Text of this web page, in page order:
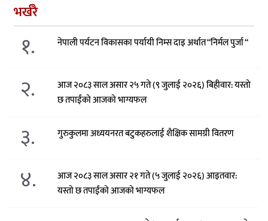
भर्खरै
१. नेपाली पर्यटन विकासका पर्यायी निम्स दाइ अर्थात “निर्मल पुर्जा “
२.
आज २०८३ साल असार २५ गते (९ जुलाई २०२६) बिहीवार: यस्तो
छ तपाईंको आजको भाग्यफल
३. गुरुकुलमा अध्ययनरत बटुकहरुलाई शैक्षिक सामग्री वितरण
४.
आज २०८३ साल असार २१ गते (५ जुलाई २०२६) आइतवार:
यस्तो छ तपाईंको आजको भाग्यफल